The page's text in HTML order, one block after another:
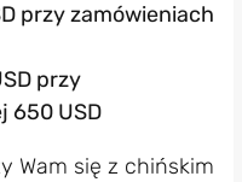
przy zamówieniach
przy
650 USD
Wam się z chińskim